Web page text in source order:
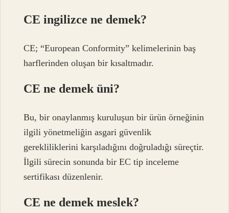
CE ingilizce ne demek?
CE; “European Conformity” kelimelerinin baş
harflerinden oluşan bir kısaltmadır.
CE ne demek üni?
Bu, bir onaylanmış kuruluşun bir ürün örneğinin
ilgili yönetmeliğin asgari güvenlik
gerekliliklerini karşıladığını doğruladığı süreçtir.
İlgili sürecin sonunda bir EC tip inceleme
sertifikası düzenlenir.
CE ne demek meslek?